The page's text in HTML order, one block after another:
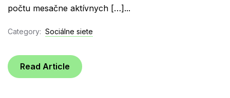
počtu mesačne aktívnych […]...
Category: Sociálne siete
Read Article